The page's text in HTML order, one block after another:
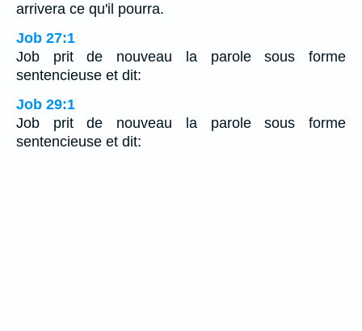
arrivera ce qu'il pourra.
Job 27:1
Job prit de nouveau la parole sous forme
sentencieuse et dit:
Job 29:1
Job prit de nouveau la parole sous forme
sentencieuse et dit: